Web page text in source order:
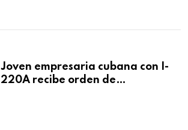
Joven empresaria cubana con I-
220A recibe orden de